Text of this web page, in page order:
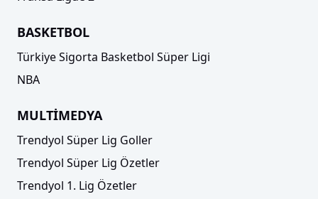
BASKETBOL
Türkiye Sigorta Basketbol Süper Ligi
NBA
MULTİMEDYA
Trendyol Süper Lig Goller
Trendyol Süper Lig Özetler
Trendyol 1. Lig Özetler